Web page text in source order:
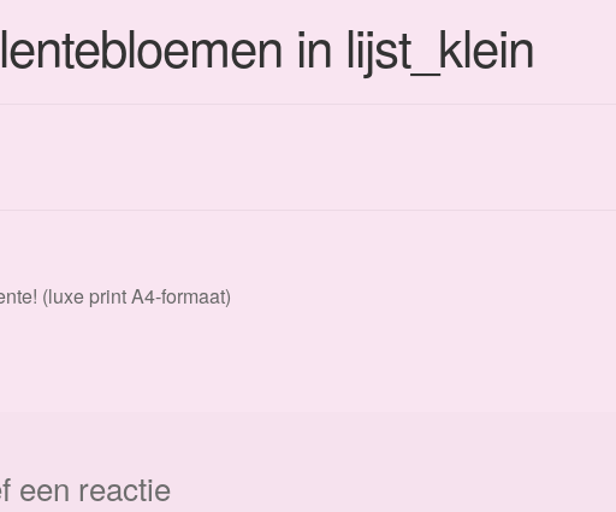
in lijst_klein
(luxe print A4-formaat)
een reactie